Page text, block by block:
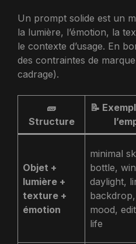
Un prompt solide est un
la lumière, l’émotion, la
le contexte d’usage. En
des contraintes de
cadrage).
🧱
Structure
📝
Objet +
lumière +
texture +
émotion
minimal
bottle,
daylight,
mood,
life